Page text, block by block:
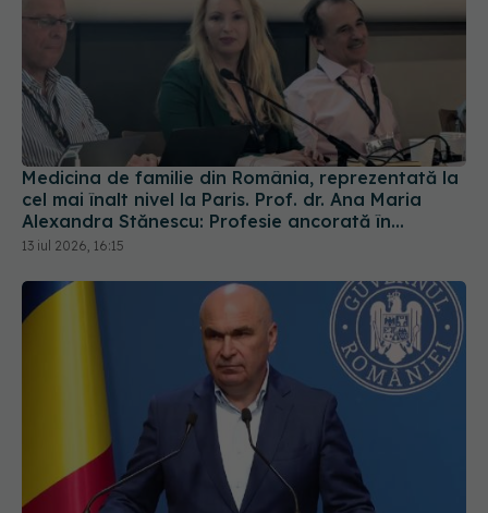
Medicina de familie din România, reprezentată la
cel mai înalt nivel la Paris. Prof. dr. Ana Maria
Alexandra Stănescu: Profesie ancorată în
comunitate
13 iul 2026, 16:15